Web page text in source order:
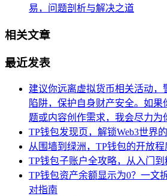
易，问题剖析与解决之道
相关文章
最近发表
建议你远离虚拟货币相关活动，
陷阱，保护自身财产安全。如
题或内容创作需求，我会尽力为
TP钱包发现页，解锁Web3世界
从围墙到绿洲，TP钱包的开放
TP钱包子账户全攻略，从入门
TP钱包资产余额显示为0？一文
对指南